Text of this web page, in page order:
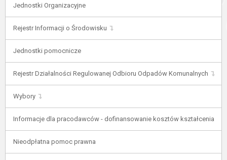
Jednostki Organizacyjne
Rejestr Informacji o Środowisku
Jednostki pomocnicze
Rejestr Działalności Regulowanej Odbioru Odpadów Komunalnych
Wybory
Informacje dla pracodawców - dofinansowanie kosztów kształcenia
Nieodpłatna pomoc prawna